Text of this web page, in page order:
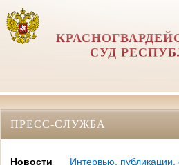
СУД
ПРЕСС-СЛУЖБА
Новости
Интервью,